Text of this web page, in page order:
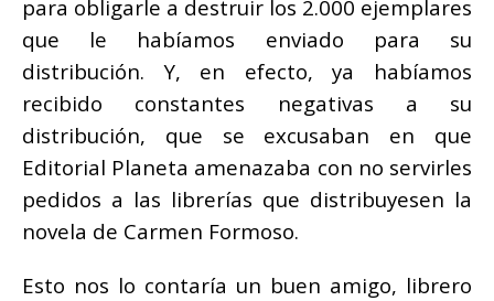
para obligarle a destruir los 2.000 ejemplares
que le habíamos enviado para su
distribución. Y, en efecto, ya habíamos
recibido constantes negativas a su
distribución, que se excusaban en que
Editorial Planeta amenazaba con no servirles
pedidos a las librerías que distribuyesen la
novela de Carmen Formoso.
Esto nos lo contaría un buen amigo, librero